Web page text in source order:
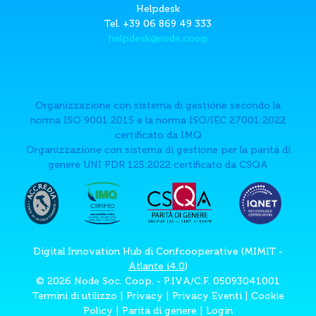
Helpdesk
Tel. +39 06 869 49 333
helpdesk@node.coop
Organizzazione con sistema di gestione secondo la
norma ISO 9001:2015 e la norma ISO/IEC 27001:2022
certificato da IMQ
Organizzazione con sistema di gestione per la paritá di
genere UNI PDR 125:2022 certificato da CSQA
Digital Innovation Hub di Confcooperative (MIMIT -
Atlante i4.0)
© 2026 Node Soc. Coop. - P.IVA/C.F. 05093041001
Termini di utilizzo
Privacy Privacy Eventi| Cookie
Policy
Paritá di genere Login